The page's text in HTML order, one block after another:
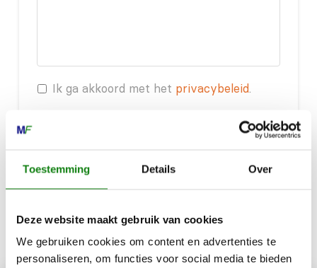
Toestemming Details Over
Deze website maakt gebruik van cookies
We gebruiken cookies om content en advertenties te
personaliseren, om functies voor social media te bieden
* Ik ga akkoord met het privacybeleid.